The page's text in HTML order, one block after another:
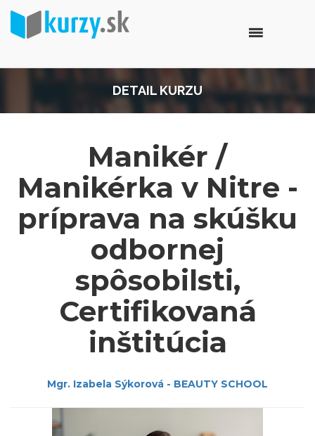
DETAIL KURZU
Manikér /
Manikérka v Nitre -
príprava na skúšku
odbornej
spôsobilsti,
Certifikovaná
inštitúcia
Mgr. Izabela Sýkorová - BEAUTY SCHOOL